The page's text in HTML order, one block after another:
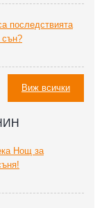
последствията
сън?
Виж всички
Нощ за